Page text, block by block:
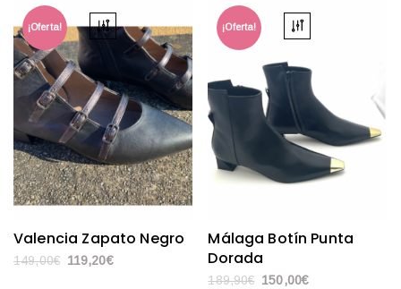
¡Oferta!
Valencia Zapato Negro
149,00€ 119,20€
¡Oferta!
Málaga Botín Punta
Dorada
189,90€ 150,00€